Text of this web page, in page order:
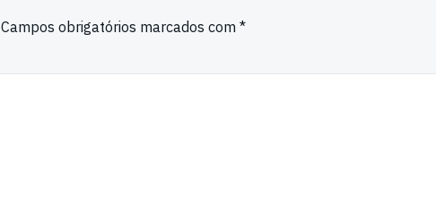
Campos obrigatórios marcados com *